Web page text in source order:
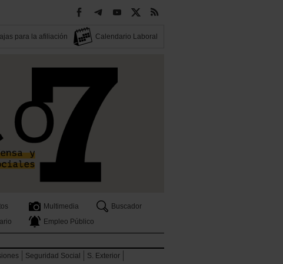
para la afiliación Calendario Laboral
Multimedia
Buscador
Empleo Público
Seguridad Social
S. Exterior